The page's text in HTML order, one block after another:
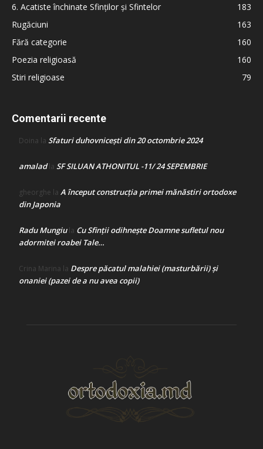
6. Acatiste închinate Sfinților și Sfintelor
183
Rugăciuni
163
Fără categorie
160
Poezia religioasă
160
Stiri religioase
79
Comentarii recente
Doina la Sfaturi duhovnicești din 20 octombrie 2024
amaladla SF SILUAN ATHONITUL -11/ 24 SEPEMBRIE
gheorghe la A început construcţia primei mănăstiri ortodoxe
din Japonia
Radu Mungiula Cu Sfinții odihnește Doamne sufletul nou
adormitei roabei Tale…
Crina Marina la Despre păcatul malahiei (masturbării) şi
onaniei (pazei de a nu avea copii)